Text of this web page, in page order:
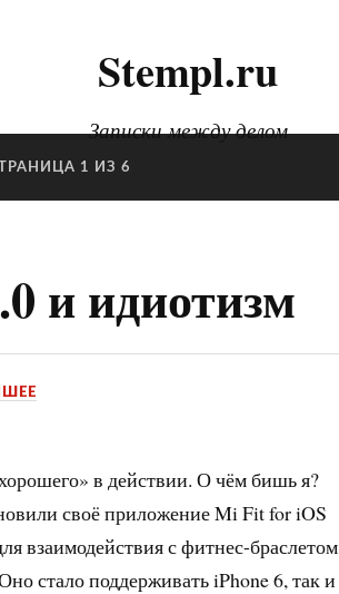
Stempl.ru
Записки между делом
1 ИЗ 6
и идиотизм
в действии. О чём бишь я?
своё приложение Mi Fit for iOS
взаимодействия с фитнес-браслетом
стало поддерживать iPhone 6, так и